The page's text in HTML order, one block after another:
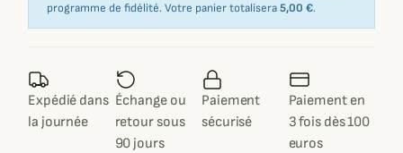
programme de fidélité. Votre panier totalisera5,00 €.
Expédié dans
la journée
Échange ou
retour sous
90 jours
Paiement
sécurisé
Paiement en
3 fois dès 100
euros